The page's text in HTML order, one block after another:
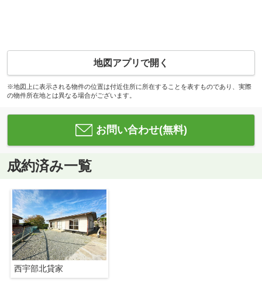
地図アプリで開く
※地図上に表示される物件の位置は付近住所に所在することを表すものであり、実際
の物件所在地とは異なる場合がございます。
お問い合わせ(無料)
成約済み一覧
西宇部北貸家